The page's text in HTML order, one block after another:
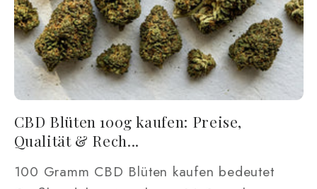
CBD Blüten 100g kaufen: Preise,
Qualität & Rech...
100 Gramm CBD Blüten kaufen bedeutet